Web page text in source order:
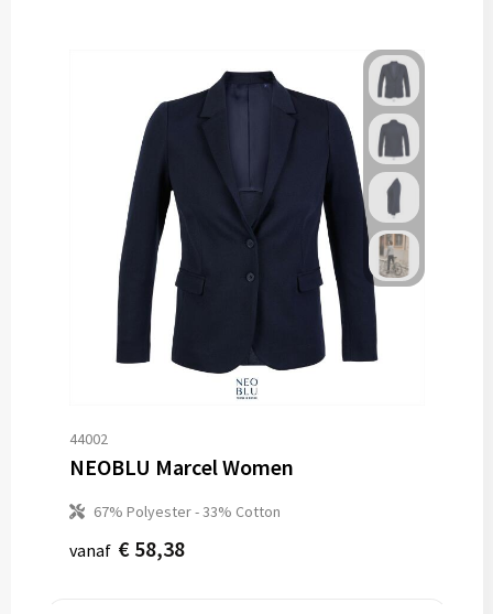
44002
NEOBLU Marcel Women
67% Polyester - 33% Cotton
vanaf € 58,38